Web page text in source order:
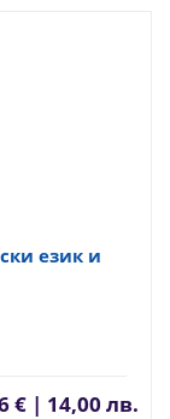
език и
€ | 14,00 лв.